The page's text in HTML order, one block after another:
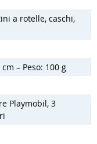
a rotelle, caschi,
– Peso: 100 g
Playmobil, 3